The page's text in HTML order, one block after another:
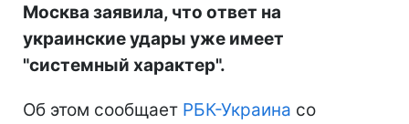
Москва заявила, что ответ на
украинские удары уже имеет
"системный характер".
Об этом сообщает РБК-Украина со